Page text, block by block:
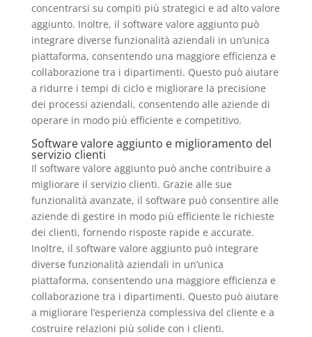
concentrarsi su compiti più strategici e ad alto valore
aggiunto. Inoltre, il software valore aggiunto può
integrare diverse funzionalità aziendali in un’unica
piattaforma, consentendo una maggiore efficienza e
collaborazione tra i dipartimenti. Questo può aiutare
a ridurre i tempi di ciclo e migliorare la precisione
dei processi aziendali, consentendo alle aziende di
operare in modo più efficiente e competitivo.
Software valore aggiunto e miglioramento del
servizio clienti
Il software valore aggiunto può anche contribuire a
migliorare il servizio clienti. Grazie alle sue
funzionalità avanzate, il software può consentire alle
aziende di gestire in modo più efficiente le richieste
dei clienti, fornendo risposte rapide e accurate.
Inoltre, il software valore aggiunto può integrare
diverse funzionalità aziendali in un’unica
piattaforma, consentendo una maggiore efficienza e
collaborazione tra i dipartimenti. Questo può aiutare
a migliorare l’esperienza complessiva del cliente e a
costruire relazioni più solide con i clienti.